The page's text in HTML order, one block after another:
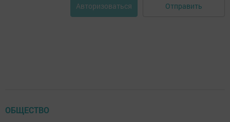
Авторизоваться Отправить
ОБЩЕСТВО